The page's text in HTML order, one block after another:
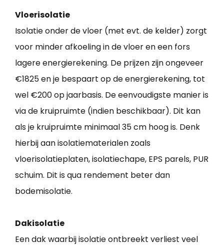
Vloerisolatie
Isolatie onder de vloer (met evt. de kelder) zorgt
voor minder afkoeling in de vloer en een fors
lagere energierekening. De prijzen zijn ongeveer
€1825 en je bespaart op de energierekening, tot
wel €200 op jaarbasis. De eenvoudigste manier is
via de kruipruimte (indien beschikbaar). Dit kan
als je kruipruimte minimaal 35 cm hoog is. Denk
hierbij aan isolatiematerialen zoals
vloerisolatieplaten, isolatiechape, EPS parels, PUR
schuim. Dit is qua rendement beter dan
bodemisolatie.
Dakisolatie
Een dak waarbij isolatie ontbreekt verliest veel